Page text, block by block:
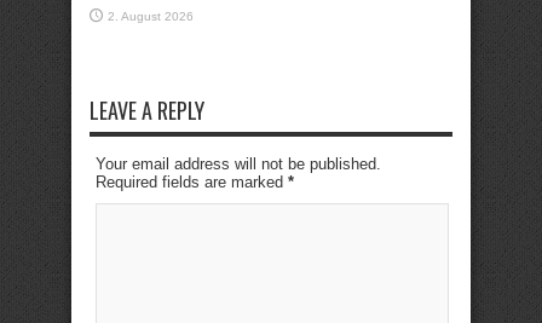
2. August 2026
LEAVE A REPLY
Your email address will not be published.
Required fields are marked *